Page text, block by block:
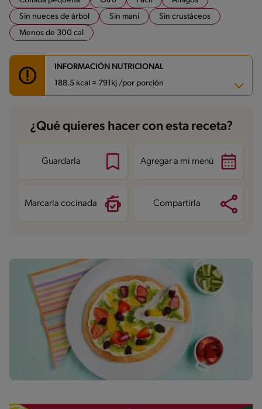
Sin nueces de árbol
Sin maní
Sin crustáceos
Menos de 300 cal
INFORMACIÓN NUTRICIONAL
188.5 kcal = 791kj /por porción
Carbohidratos 24.2 g
Energía 188.5 kcal
Proteína
Grasas saturadas 2 g
¿Qué quieres hacer con esta receta?
Guardarla Agregar a mi menú
Marcarla cocinada Compartirla